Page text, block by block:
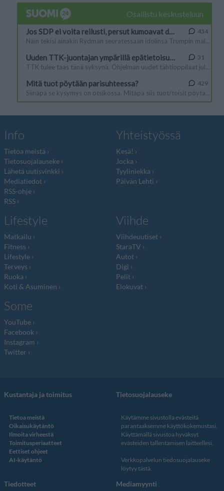
Info
Tietoa meistä
Tietosuojalauseke
Lähetä uutisvinkki
Mediatiedot
RSS-ohje
RSS
Yhteistyössä
Kesä!
Jocka
Tyyliniekka
Päivän Lehti
Lifestyle
Matkailu
Fitness
Lifestyle
Terveys
Ruoka
Koti & Asuminen
Viihde
Viihdeuutiset
StaraTV
Autot
Digi
Pelit
Elokuvat
Some
YouTube
Facebook
Instagram
Twitter
Kustantaja ja toimitus
Tietoa meistä
Oikaisukäytäntö
Ilmoita virheestä
Toimitusperiaatteet
Eettiset ohjeet
AI-käytäntö
Tietosuojalauseke
Käytämme sivustolla evästeitä
parantaaksemme käyttökokemustasi.
Käyttämällä sivustoa hyväksyt
evästeiden tallentamisen laitteellesi.
Verkkopalvelun tiedosuojalauseke
löytyy tästä
Tiedotteet Mediamyynti